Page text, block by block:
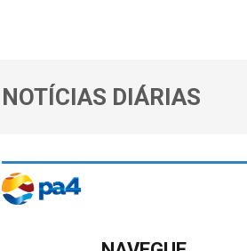
NOTÍCIAS DIÁRIAS